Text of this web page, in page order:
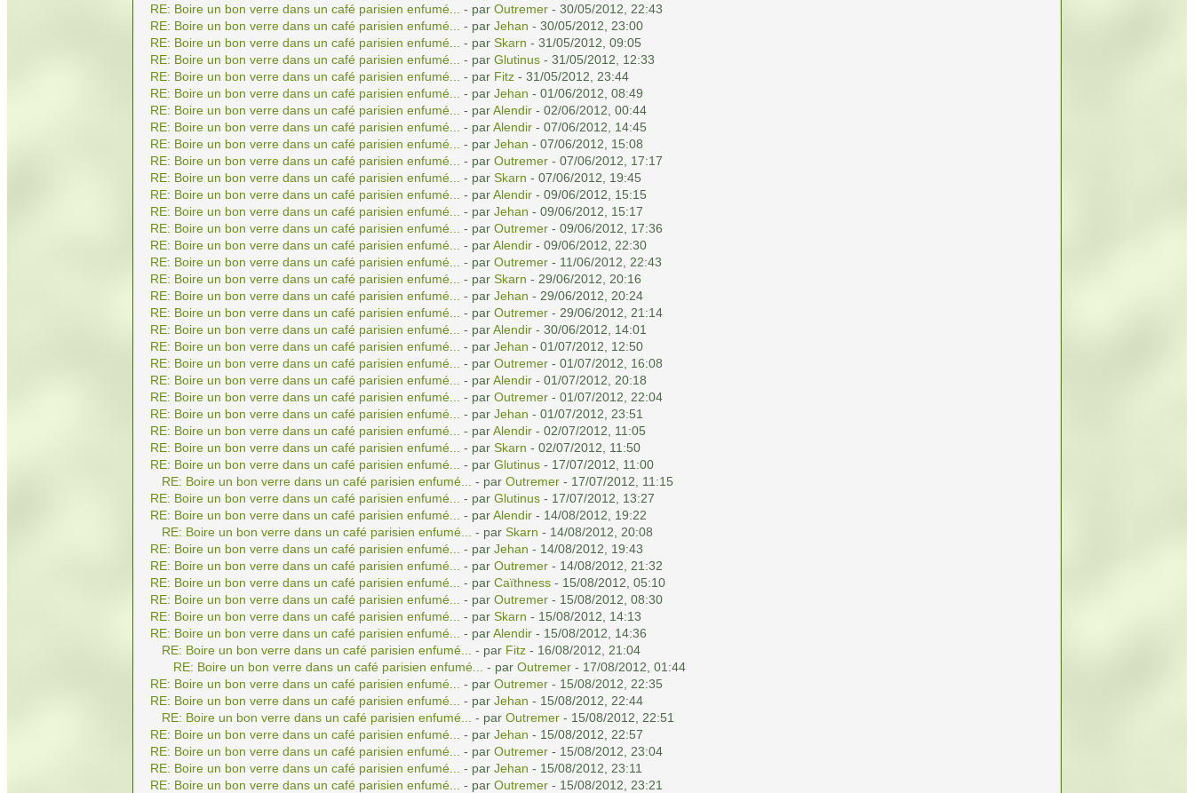
RE: Boire un bon verre dans un café parisien enfumé...
- par Outremer- 30/05/2012, 22:43
RE: Boire un bon verre dans un café parisien enfumé...
- par Jehan - 30/05/2012, 23:00
RE: Boire un bon verre dans un café parisien enfumé...
- par Skarn - 31/05/2012, 09:05
RE: Boire un bon verre dans un café parisien enfumé...
- par Glutinus- 31/05/2012, 12:33
RE: Boire un bon verre dans un café parisien enfumé...
- par Fitz- 31/05/2012, 23:44
RE: Boire un bon verre dans un café parisien enfumé...
- par Jehan - 01/06/2012, 08:49
RE: Boire un bon verre dans un café parisien enfumé...
- parAlendir- 02/06/2012, 00:44
RE: Boire un bon verre dans un café parisien enfumé...
- parAlendir- 07/06/2012, 14:45
RE: Boire un bon verre dans un café parisien enfumé...
- par Jehan - 07/06/2012, 15:08
RE: Boire un bon verre dans un café parisien enfumé...
- par Outremer- 07/06/2012, 17:17
RE: Boire un bon verre dans un café parisien enfumé...
- par Skarn - 07/06/2012, 19:45
RE: Boire un bon verre dans un café parisien enfumé...
- parAlendir- 09/06/2012, 15:15
RE: Boire un bon verre dans un café parisien enfumé...
- par Jehan - 09/06/2012, 15:17
RE: Boire un bon verre dans un café parisien enfumé...
- par Outremer- 09/06/2012, 17:36
RE: Boire un bon verre dans un café parisien enfumé...
- parAlendir- 09/06/2012, 22:30
RE: Boire un bon verre dans un café parisien enfumé...
- par Outremer- 11/06/2012, 22:43
RE: Boire un bon verre dans un café parisien enfumé...
- par Skarn - 29/06/2012, 20:16
RE: Boire un bon verre dans un café parisien enfumé...
- par Jehan - 29/06/2012, 20:24
RE: Boire un bon verre dans un café parisien enfumé...
- par Outremer- 29/06/2012, 21:14
RE: Boire un bon verre dans un café parisien enfumé...
- parAlendir- 30/06/2012, 14:01
RE: Boire un bon verre dans un café parisien enfumé...
- par Jehan - 01/07/2012, 12:50
RE: Boire un bon verre dans un café parisien enfumé...
- par Outremer- 01/07/2012, 16:08
RE: Boire un bon verre dans un café parisien enfumé...
- parAlendir- 01/07/2012, 20:18
RE: Boire un bon verre dans un café parisien enfumé...
- par Outremer- 01/07/2012, 22:04
RE: Boire un bon verre dans un café parisien enfumé...
- par Jehan - 01/07/2012, 23:51
RE: Boire un bon verre dans un café parisien enfumé...
- parAlendir- 02/07/2012, 11:05
RE: Boire un bon verre dans un café parisien enfumé...
- par Skarn - 02/07/2012, 11:50
RE: Boire un bon verre dans un café parisien enfumé...
- par Glutinus- 17/07/2012, 11:00
RE: Boire un bon verre dans un café parisien enfumé...
- par Outremer- 17/07/2012, 11:15
RE: Boire un bon verre dans un café parisien enfumé...
- par Glutinus- 17/07/2012, 13:27
RE: Boire un bon verre dans un café parisien enfumé...
- parAlendir- 14/08/2012, 19:22
RE: Boire un bon verre dans un café parisien enfumé...
- par Skarn - 14/08/2012, 20:08
RE: Boire un bon verre dans un café parisien enfumé...
- par Jehan - 14/08/2012, 19:43
RE: Boire un bon verre dans un café parisien enfumé...
- par Outremer- 14/08/2012, 21:32
RE: Boire un bon verre dans un café parisien enfumé...
- par Caïthness- 15/08/2012, 05:10
RE: Boire un bon verre dans un café parisien enfumé...
- par Outremer- 15/08/2012, 08:30
RE: Boire un bon verre dans un café parisien enfumé...
- par Skarn - 15/08/2012, 14:13
RE: Boire un bon verre dans un café parisien enfumé...
- parAlendir- 15/08/2012, 14:36
RE: Boire un bon verre dans un café parisien enfumé...
- par Fitz- 16/08/2012, 21:04
RE: Boire un bon verre dans un café parisien enfumé...
- par Outremer- 17/08/2012, 01:44
RE: Boire un bon verre dans un café parisien enfumé...
- par Outremer- 15/08/2012, 22:35
RE: Boire un bon verre dans un café parisien enfumé...
- par Jehan - 15/08/2012, 22:44
RE: Boire un bon verre dans un café parisien enfumé...
- par Outremer- 15/08/2012, 22:51
RE: Boire un bon verre dans un café parisien enfumé...
- par Jehan - 15/08/2012, 22:57
RE: Boire un bon verre dans un café parisien enfumé...
- par Outremer- 15/08/2012, 23:04
RE: Boire un bon verre dans un café parisien enfumé...
- par Jehan - 15/08/2012, 23:11
RE: Boire un bon verre dans un café parisien enfumé...
- par Outremer- 15/08/2012, 23:21